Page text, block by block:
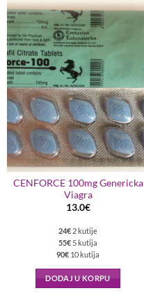
CENFORCE 100mg Genericka
Viagra
13.0€
24€ 2 kutije
55€ 5 kutija
90€ 10 kutija
DODAJ U KORPU